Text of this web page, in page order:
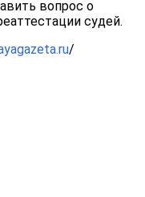
вопрос о
судей.
/